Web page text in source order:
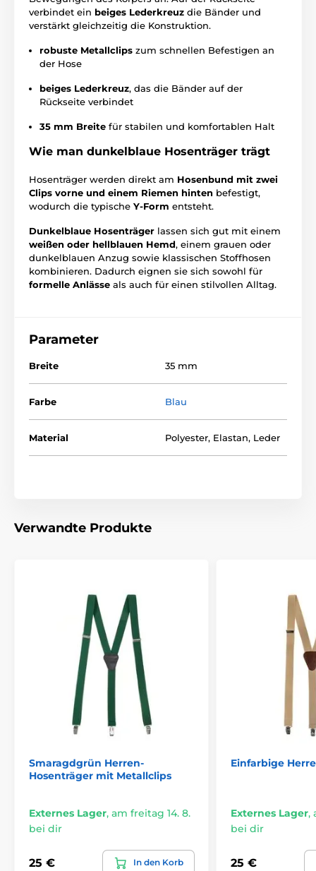
verbindet ein beiges Lederkreuz die Bänder und
verstärkt gleichzeitig die Konstruktion.
robuste Metallclips zum schnellen Befestigen an
der Hose
beiges Lederkreuz, das die Bänder auf der
Rückseite verbindet
35 mm Breite für stabilen und komfortablen Halt
Wie man dunkelblaue Hosenträger trägt
Hosenträger werden direkt am Hosenbund mit zwei
Clips vorne und einem Riemen hinten befestigt,
wodurch die typische Y-Form entsteht.
Dunkelblaue Hosenträger lassen sich gut mit einem
weißen oder hellblauen Hemd, einem grauen oder
dunkelblauen Anzug sowie klassischen Stoffhosen
kombinieren. Dadurch eignen sie sich sowohl für
formelle Anlässe als auch für einen stilvollen Alltag.
Parameter
Breite 35 mm
Farbe Blau
Material Polyester, Elastan, Leder
Verwandte Produkte
Smaragdgrün Herren-
Hosenträger mit Metallclips
Externes Lager, am freitag 14. 8.
bei dir
25 € In den Korb
Einfarbige
Externes Lager,
bei dir
25 €